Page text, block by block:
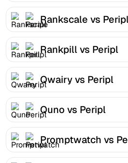
Rankscale vs
Rankpill vs Peripl
Qwairy vs Peripl
Quno vs Peripl
Promptwatch vs